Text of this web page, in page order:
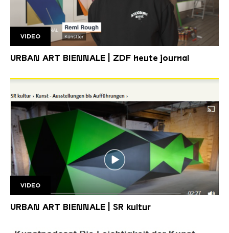
Remi Rough ZDF
VIDEO
URBAN ART BIENNALE | ZDF heute journal
SR Kultur Urban Art Biennale
VIDEO
URBAN ART BIENNALE | SR kultur